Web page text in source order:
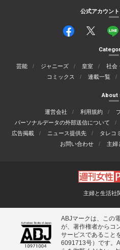
公式アカウン
芸能 ジャニーズ 皇室 社会
コミックス
連載一覧
About
運営会社 利用規約
パーソナルデータの外部送信について
広告掲載
ニュース提供先 タレコミ
お問い合わせ
主婦
主婦と生活社
ABJマークは、この
が、著作権者からコ
サービスであること
6091713号）です。